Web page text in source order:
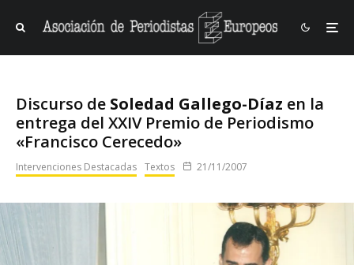
Discurso de Soledad Gallego-Díaz en la
entrega del XXIV Premio de Periodismo
«Francisco Cerecedo»
Intervenciones Destacadas Textos 21/11/2007